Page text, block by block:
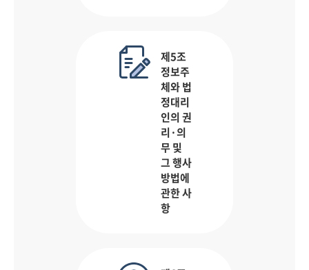
제5조
정보주
체와 법
정대리
인의 권
리·의
무 및
그 행사
방법에
관한 사
항